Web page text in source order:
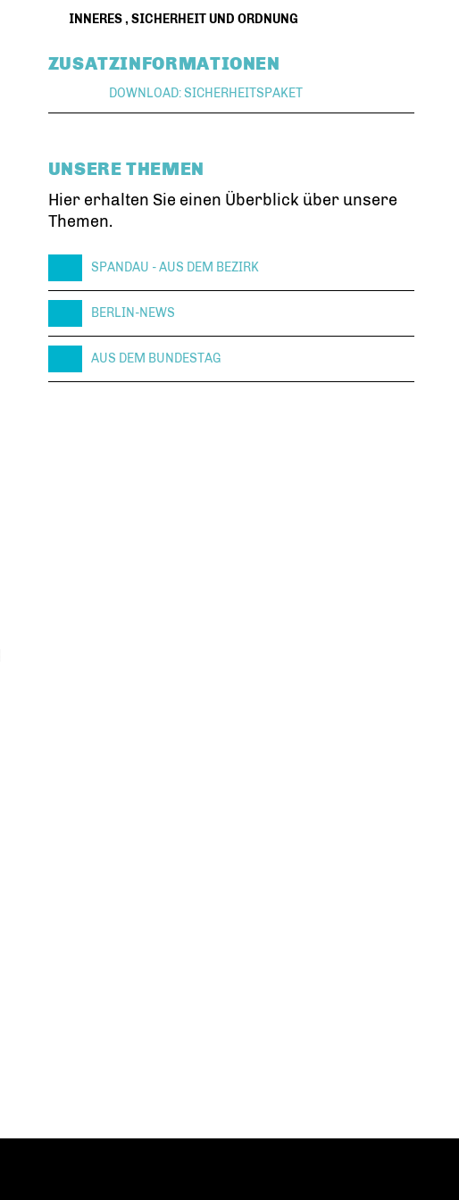
INNERES,SICHERHEIT UND ORDNUNG
ZUSATZINFORMATIONEN
DOWNLOAD: SICHERHEITSPAKET
UNSERE THEMEN
Hier erhalten Sie einen Überblick über unsere
Themen.
SPANDAU - AUS DEM BEZIRK
BERLIN-NEWS
AUS DEM BUNDESTAG